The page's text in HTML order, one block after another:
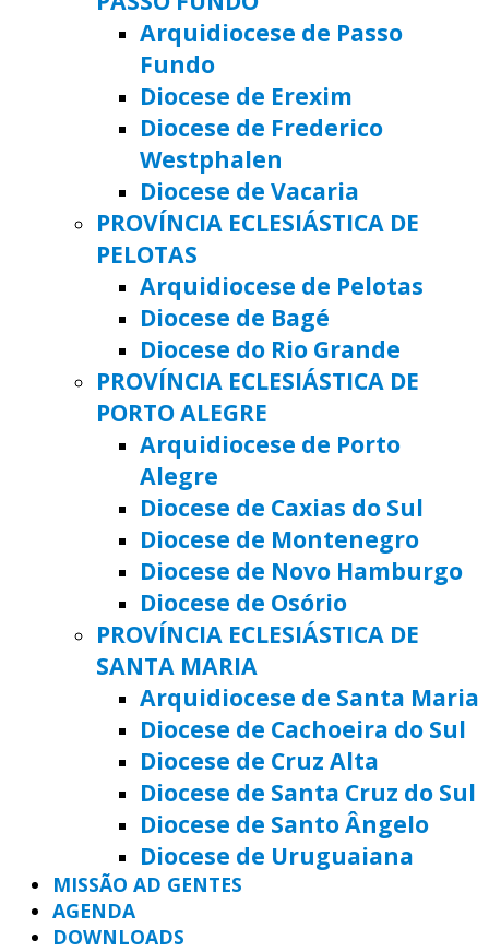
Arquidiocese de Passo
Fundo
Diocese de Erexim
Diocese de Frederico
Westphalen
Diocese de Vacaria
PROVÍNCIA ECLESIÁSTICA DE
PELOTAS
Arquidiocese de Pelotas
Diocese de Bagé
Diocese do Rio Grande
PROVÍNCIA ECLESIÁSTICA DE
PORTO ALEGRE
Arquidiocese de Porto
Alegre
Diocese de Caxias do Sul
Diocese de Montenegro
Diocese de Novo Hamburgo
Diocese de Osório
PROVÍNCIA ECLESIÁSTICA DE
SANTA MARIA
Arquidiocese de Santa Maria
Diocese de Cachoeira do Sul
Diocese de Cruz Alta
Diocese de Santa Cruz do Sul
Diocese de Santo Ângelo
Diocese de Uruguaiana
MISSÃO AD GENTES
AGENDA
DOWNLOADS